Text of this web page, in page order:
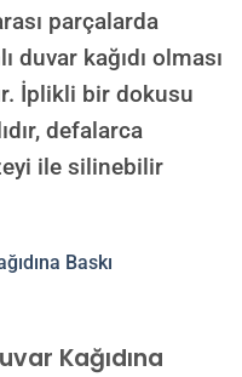
parçalarda
duvar kağıdı olması
İplikli bir dokusu
defalarca
ile silinebilir
Kağıdına